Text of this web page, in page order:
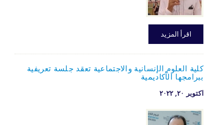
اقرأ المزيد
كلية العلوم الإنسانية والاجتماعية تعقد جلسة تعريفية
ببرامجها الأكاديمية
اكتوبر ۲۰, ۲۰۲۲